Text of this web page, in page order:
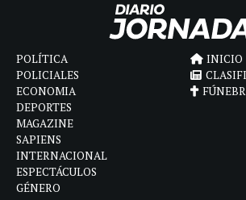
POLÍTICA
POLICIALES
ECONOMIA
DEPORTES
MAGAZINE
SAPIENS
INTERNACIONAL
ESPECTÁCULOS
GÉNERO
INICIO